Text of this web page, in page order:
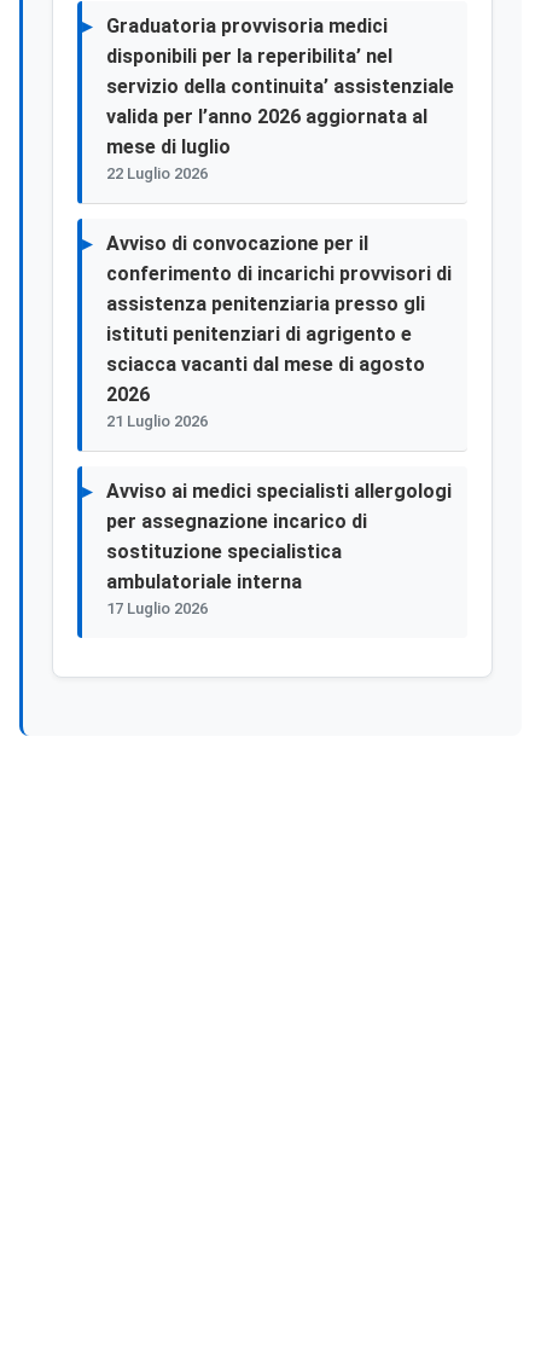
Graduatoria provvisoria medici
disponibili per la reperibilita’ nel
servizio della continuita’ assistenziale
valida per l’anno 2026 aggiornata al
mese di luglio
22 Luglio 2026
Avviso di convocazione per il
conferimento di incarichi provvisori di
assistenza penitenziaria presso gli
istituti penitenziari di agrigento e
sciacca vacanti dal mese di agosto
2026
21 Luglio 2026
Avviso ai medici specialisti allergologi
per assegnazione incarico di
sostituzione specialistica
ambulatoriale interna
17 Luglio 2026